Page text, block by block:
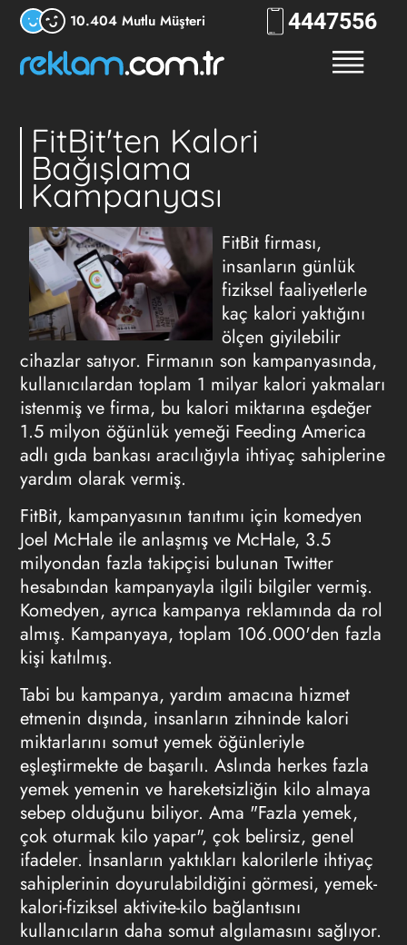
10.404 Mutlu Müşteri 444RKLM
FitBit'ten Kalori
Bağışlama
Kampanyası
FitBit firması,
insanların günlük
fiziksel faaliyetlerle
kaç kalori yaktığını
ölçen giyilebilir
cihazlar satıyor. Firmanın son kampanyasında,
kullanıcılardan toplam 1 milyar kalori yakmaları
istenmiş ve firma, bu kalori miktarına eşdeğer
1.5 milyon öğünlük yemeği Feeding America
adlı gıda bankası aracılığıyla ihtiyaç sahiplerine
yardım olarak vermiş.
FitBit, kampanyasının tanıtımı için komedyen
Joel McHale ile anlaşmış ve McHale, 3.5
milyondan fazla takipçisi bulunan Twitter
hesabından kampanyayla ilgili bilgiler vermiş.
Komedyen, ayrıca kampanya reklamında da rol
almış. Kampanyaya, toplam 106.000'den fazla
kişi katılmış.
Tabi bu kampanya, yardım amacına hizmet
etmenin dışında, insanların zihninde kalori
miktarlarını somut yemek öğünleriyle
eşleştirmekte de başarılı. Aslında herkes fazla
yemek yemenin ve hareketsizliğin kilo almaya
sebep olduğunu biliyor. Ama "Fazla yemek,
çok oturmak kilo yapar", çok belirsiz, genel
ifadeler. İnsanların yaktıkları kalorilerle ihtiyaç
sahiplerinin doyurulabildiğini görmesi, yemek-
kalori-fiziksel aktivite-kilo bağlantısını
kullanıcıların daha somut algılamasını sağlıyor.